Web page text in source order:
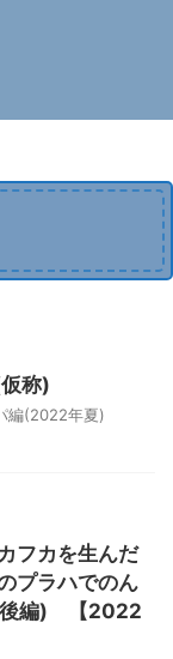
称)
編(2022年夏)
フカを生んだ
プラハでのん
後編) 【2022